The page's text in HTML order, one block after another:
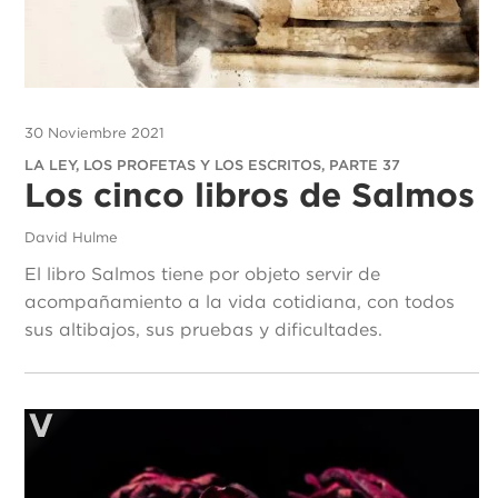
30 Noviembre 2021
LA LEY, LOS PROFETAS Y LOS ESCRITOS, PARTE 37
Los cinco libros de Salmos
David Hulme
El libro Salmos tiene por objeto servir de
acompañamiento a la vida cotidiana, con todos
sus altibajos, sus pruebas y dificultades.